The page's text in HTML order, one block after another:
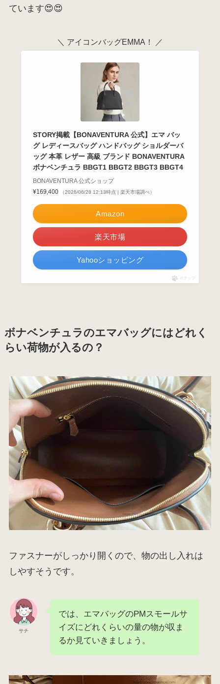
ています😍😍
＼ アイコンバッグEMMA！ ／
STORY掲載【BONAVENTURA 公式】エマ バッ
グ レディースバッグ ハンドバッグ ショルダーバ
ッグ 本革 レザー 高級 ブランド BONAVENTURA
ボナベンチュラ BBGT1 BBGT2 BBGT3 BBGT4
BONAVENTURA 公式ショップ
¥169,400
（2026/06/28 12:13時点 | 楽天市場調べ）
Amazon
楽天市場
Yahooショッピング
ポチップ
ボナベンチュラのエマバッグにはどれく
らい荷物が入るの？
ファスナーがしっかり開くので、物の出し入れは
しやすそうです。
サチ
では、エマバッグのPMスモールサ
イズにどれくらいの量の物が収ま
るか見ていきましょう。